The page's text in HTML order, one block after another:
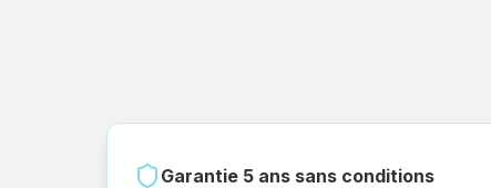
Garantie 5 ans sans conditions